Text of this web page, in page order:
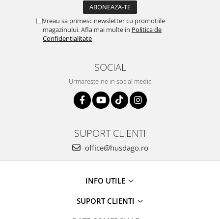
Vreau sa primesc newsletter cu promotiile
magazinului. Afla mai multe in Politica de
Confidentialitate
SOCIAL
Urmareste-ne in social media
SUPORT CLIENTI
office@husdago.ro
INFO UTILE
SUPORT CLIENTI